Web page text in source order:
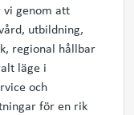
vi genom att
utbildning,
regional hållbar
läge i
och
för en rik